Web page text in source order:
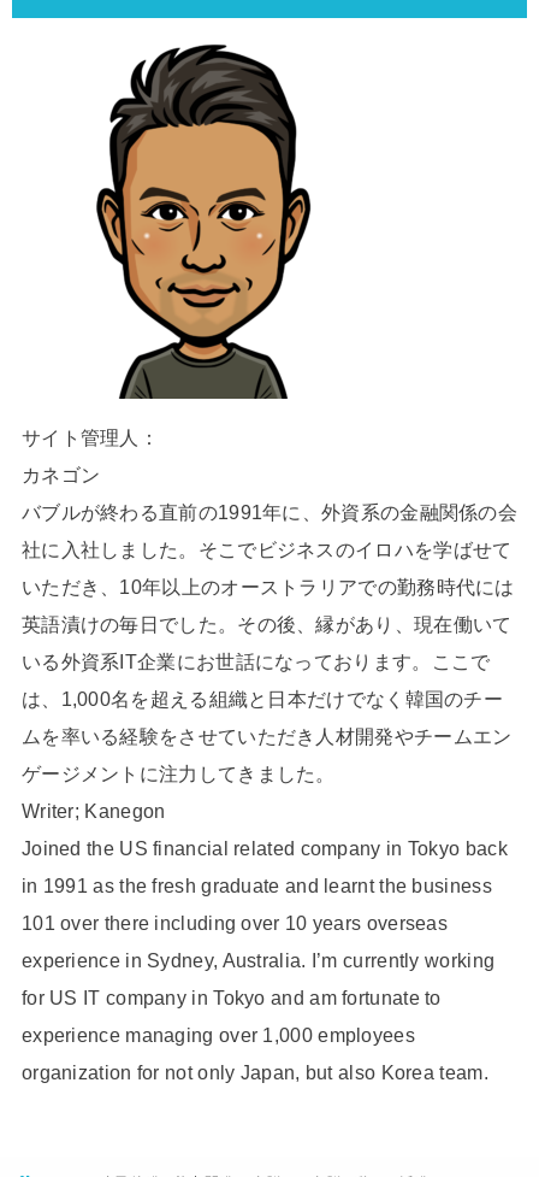
サイト管理人：
カネゴン
バブルが終わる直前の1991年に、外資系の金融関係の会
社に入社しました。そこでビジネスのイロハを学ばせて
いただき、10年以上のオーストラリアでの勤務時代には
英語漬けの毎日でした。その後、縁があり、現在働いて
いる外資系IT企業にお世話になっております。ここで
は、1,000名を超える組織と日本だけでなく韓国のチー
ムを率いる経験をさせていただき人材開発やチームエン
ゲージメントに注力してきました。
Writer; Kanegon
Joined the US financial related company in Tokyo back
in 1991 as the fresh graduate and learnt the business
101 over there including over 10 years overseas
experience in Sydney, Australia. I’m currently working
for US IT company in Tokyo and am fortunate to
experience managing over 1,000 employees
organization for not only Japan, but also Korea team.